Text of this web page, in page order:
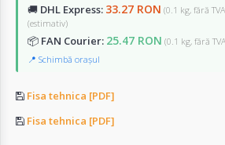
🚚 DHL Express: 33.27 RON (0.1 kg, fără
(estimativ)
📦 FAN Courier: 25.47 RON (0.1 kg, fără
📍 Schimbă orașul
Fisa tehnica [PDF]
Fisa tehnica [PDF]